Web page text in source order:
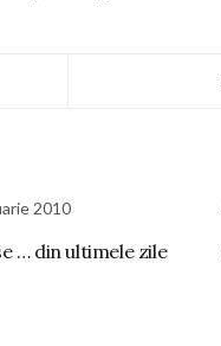
2010
… din ultimele zile